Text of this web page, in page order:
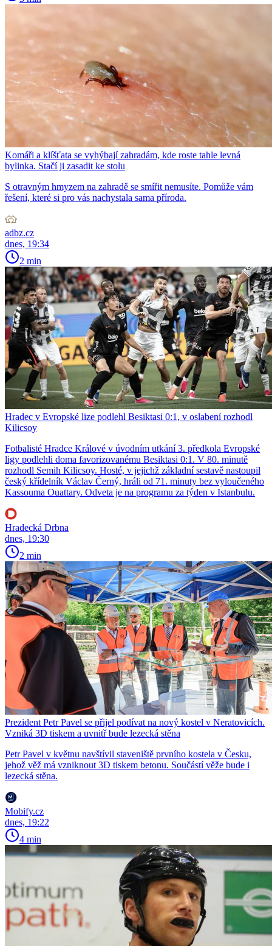
Komáři a klíšťata se vyhýbají zahradám, kde roste tahle levná
bylinka. Stačí ji zasadit ke stolu
S otravným hmyzem na zahradě se smířit nemusíte. Pomůže vám
řešení, které si pro vás nachystala sama příroda.
adbz.cz
dnes, 19:34
2 min
Hradec v Evropské lize podlehl Besiktasi 0:1, v oslabení rozhodl
Kilicsoy
Fotbalisté Hradce Králové v úvodním utkání 3. předkola Evropské
ligy podlehli doma favorizovanému Besiktasi 0:1. V 80. minutě
rozhodl Semih Kilicsoy. Hosté, v jejichž základní sestavě nastoupil
český křídelník Václav Černý, hráli od 71. minuty bez vyloučeného
Kassouma Ouattary. Odveta je na programu za týden v Istanbulu.
Hradecká Drbna
dnes, 19:30
2 min
Prezident Petr Pavel se přijel podívat na nový kostel v Neratovicích.
Vzniká 3D tiskem a uvnitř bude lezecká stěna
Petr Pavel v květnu navštívil staveniště prvního kostela v Česku,
jehož věž má vzniknout 3D tiskem betonu. Součástí věže bude i
lezecká stěna.
Mobify.cz
dnes, 19:22
4 min